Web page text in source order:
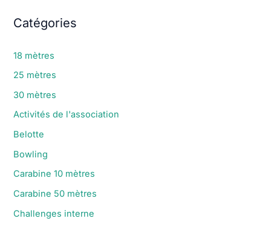
Catégories
18 mètres
25 mètres
30 mètres
Activités de l'association
Belotte
Bowling
Carabine 10 mètres
Carabine 50 mètres
Challenges interne